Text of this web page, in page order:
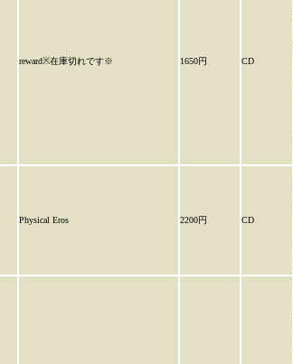
reward※在庫切れです※ 1650円 CD
Physical Eros 2200円 CD